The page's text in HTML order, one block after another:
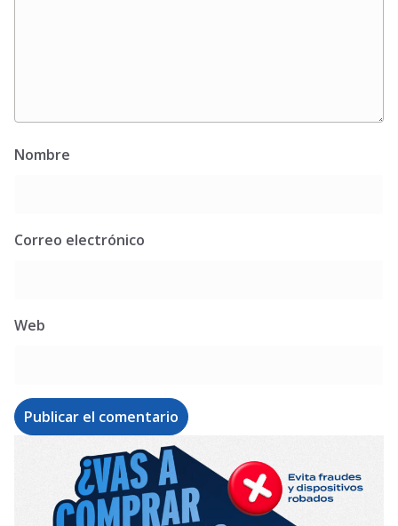
Nombre
Correo electrónico
Web